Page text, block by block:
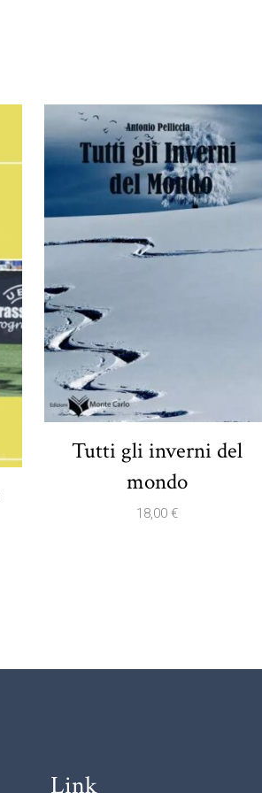
Tutti gli inverni del
mondo
18,00€
Link